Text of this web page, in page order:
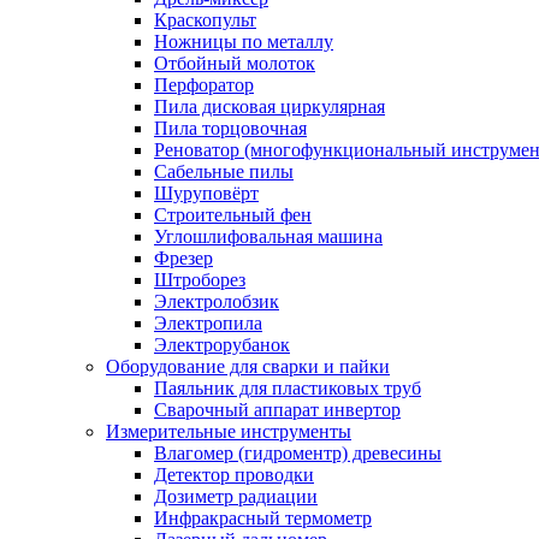
Краскопульт
Ножницы по металлу
Отбойный молоток
Перфоратор
Пила дисковая циркулярная
Пила торцовочная
Реноватор (многофункциональный
Сабельные пилы
Шуруповёрт
Строительный фен
Углошлифовальная машина
Фрезер
Штроборез
Электролобзик
Электропила
Электрорубанок
Оборудование для сварки и пайки
Паяльник для пластиковых труб
Сварочный аппарат инвертор
Измерительные инструменты
Влагомер (гидроментр) древесины
Детектор проводки
Дозиметр радиации
Инфракрасный термометр